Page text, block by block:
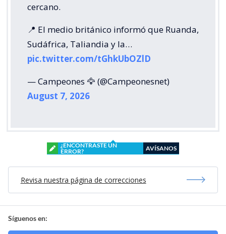
cercano.
📍 El medio británico informó que Ruanda,
Sudáfrica, Taliandia y la…
pic.twitter.com/tGhkUbOZlD
— Campeones 🦅 (@Campeonesnet)
August 7, 2026
¿ENCONTRASTE UN
ERROR?
AVÍSANOS
Revisa nuestra página de correcciones
Síguenos en: